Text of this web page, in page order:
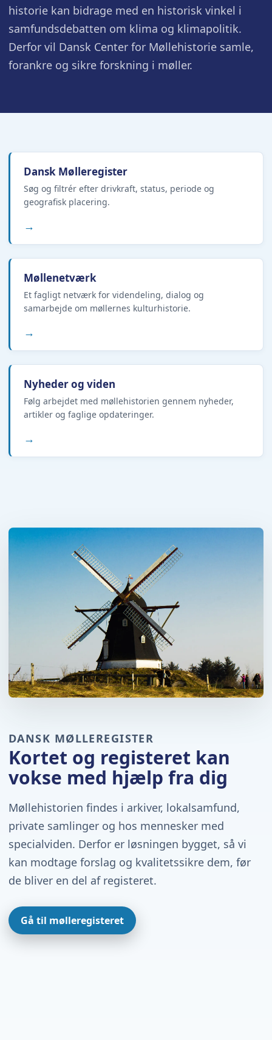
historie kan bidrage med en historisk vinkel i
samfundsdebatten om klima og klimapolitik.
Derfor vil Dansk Center for Møllehistorie samle,
forankre og sikre forskning i møller.
Dansk Mølleregister
Søg og filtrér efter drivkraft, status, periode og
geografisk placering.
→
Møllenetværk
Et fagligt netværk for videndeling, dialog og
samarbejde om møllernes kulturhistorie.
→
Nyheder og viden
Følg arbejdet med møllehistorien gennem nyheder,
artikler og faglige opdateringer.
→
DANSK MØLLEREGISTER
Kortet og registeret kan
vokse med hjælp fra dig
Møllehistorien findes i arkiver, lokalsamfund,
private samlinger og hos mennesker med
specialviden. Derfor er løsningen bygget, så vi
kan modtage forslag og kvalitetssikre dem, før
de bliver en del af registeret.
Gå til mølleregisteret